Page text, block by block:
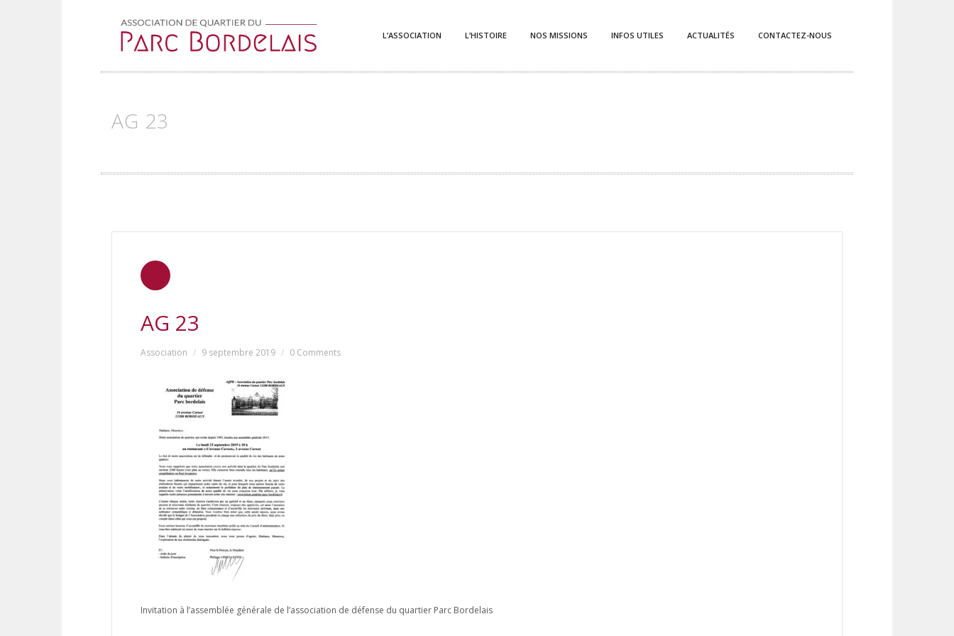
L’ASSOCIATION L’HISTOIRE NOS MISSIONS INFOS UTILES ACTUALITÉS CONTACTEZ-NOUS
AG 23
AG 23
Association 9 septembre 2019 0 Comments
Invitation à l’assemblée générale de l’association de défense du quartier Parc Bordelais